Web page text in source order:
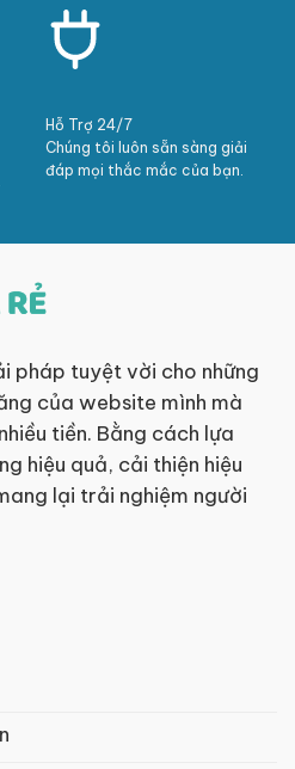
Hỗ Trợ 24/7
Chúng tôi luôn sẵn sàng giải
đáp mọi thắc mắc của bạn.
pháp tuyệt vời cho những
của website mình mà
tiền. Bằng cách lựa
hiệu quả, cải thiện hiệu
lại trải nghiệm người